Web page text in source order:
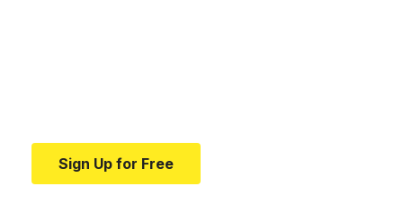
Sign Up for Free